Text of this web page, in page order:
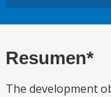
Resumen*
The development